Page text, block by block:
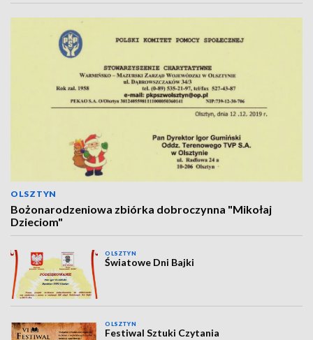
OLSZTYN
Bożonarodzeniowa zbiórka dobroczynna "Mikołaj
Dzieciom"
OLSZTYN
Światowe Dni Bajki
OLSZTYN
Festiwal Sztuki Czytania